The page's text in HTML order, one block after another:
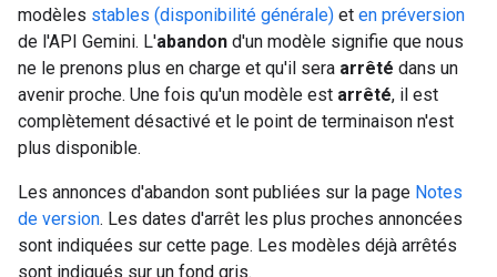
modèles stables (disponibilité générale) et en préversion
de l'API Gemini. L'abandon d'un modèle signifie que nous
ne le prenons plus en charge et qu'il sera arrêté dans un
avenir proche. Une fois qu'un modèle est arrêté, il est
complètement désactivé et le point de terminaison n'est
plus disponible.
Les annonces d'abandon sont publiées sur la page Notes
de version. Les dates d'arrêt les plus proches annoncées
sont indiquées sur cette page. Les modèles déjà arrêtés
sont indiqués sur un fond gris.